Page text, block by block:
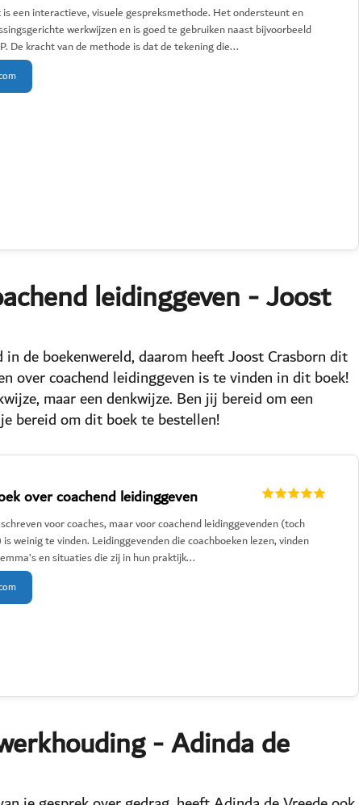
is een interactieve, visuele gespreksmethode. Het ondersteunt en
werkwijzen en is goed te gebruiken naast bijvoorbeeld
De kracht van de methode is dat de tekening die...
leidinggeven - Joost
de boekenwereld, daarom heeft Joost Crasborn dit
over coachend leidinggeven is te vinden in dit boek!
maar een denkwijze. Ben jij bereid om een
bereid om dit boek te bestellen!
over coachend leidinggeven
voor coaches, maar voor coachend leidinggevenden (toch
weinig te vinden. Leidinggevenden die coachboeken lezen, vinden
en situaties die zij in hun praktijk...
- Adinda de